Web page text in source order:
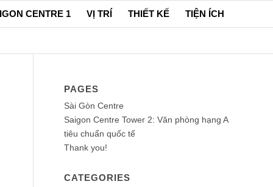
CENTRE 1 VỊ TRÍ THIẾT KẾ TIỆN ÍCH
PAGES
Sài Gòn Centre
Saigon Centre Tower 2: Văn phòng hạng A
tiêu chuẩn quốc tế
Thank you!
CATEGORIES